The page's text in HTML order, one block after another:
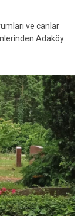
ve canlar
Adaköy